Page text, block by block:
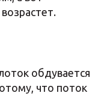
обдувается
что поток